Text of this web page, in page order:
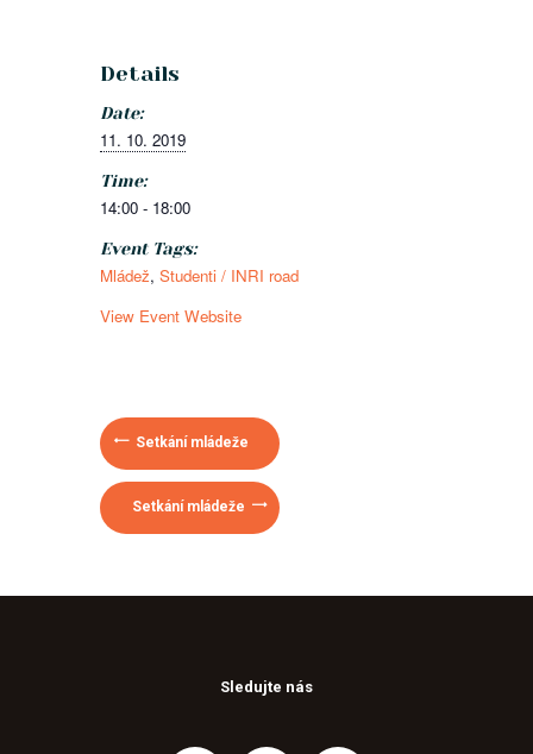
Details
Date:
11. 10. 2019
Time:
14:00 - 18:00
Event Tags:
Mládež, Studenti / INRI road
View Event Website
Setkání mládeže
Setkání mládeže
Sledujte nás